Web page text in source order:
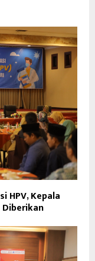
HPV, Kepala
Diberikan